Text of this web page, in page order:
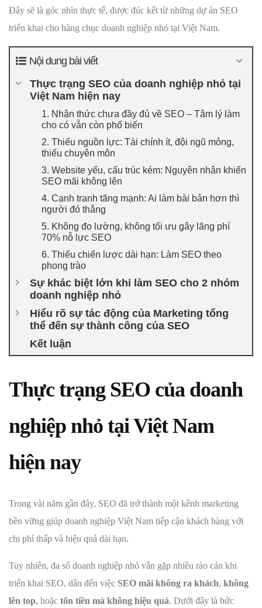
Đây sẽ là góc nhìn thực tế, được đúc kết từ những dự án SEO
triển khai cho hàng chục doanh nghiệp nhỏ tại Việt Nam.
Nội dung bài viết
Thực trạng SEO của doanh nghiệp nhỏ tại
Việt Nam hiện nay
1. Nhận thức chưa đầy đủ về SEO – Tâm lý làm
cho có vẫn còn phổ biến
2. Thiếu nguồn lực: Tài chính ít, đội ngũ mỏng,
thiếu chuyên môn
3. Website yếu, cấu trúc kém: Nguyên nhân khiến
SEO mãi không lên
4. Cạnh tranh tăng mạnh: Ai làm bài bản hơn thì
người đó thắng
5. Không đo lường, không tối ưu gây lãng phí
70% nỗ lực SEO
6. Thiếu chiến lược dài hạn: Làm SEO theo
phong trào
Sự khác biệt lớn khi làm SEO cho 2 nhóm
doanh nghiệp nhỏ
Hiểu rõ sự tác động của Marketing tổng
thể đến sự thành công của SEO
Kết luận
Thực trạng SEO của doanh
nghiệp nhỏ tại Việt Nam
hiện nay
Trong vài năm gần đây, SEO đã trở thành một kênh marketing
bền vững giúp doanh nghiệp Việt Nam tiếp cận khách hàng với
chi phí thấp và hiệu quả dài hạn.
Tuy nhiên, đa số doanh nghiệp nhỏ vẫn gặp nhiều rào cản khi
triển khai SEO, dẫn đến việc SEO mãi không ra khách, không
lên top, hoặc tốn tiền mà không hiệu quả. Dưới đây là bức